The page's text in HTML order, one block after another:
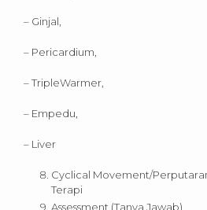
– Ginjal,
– Pericardium,
– TripleWarmer,
– Empedu,
– Liver
Cyclical Movement/
Terapi
Assessment (Tanya Jawab)